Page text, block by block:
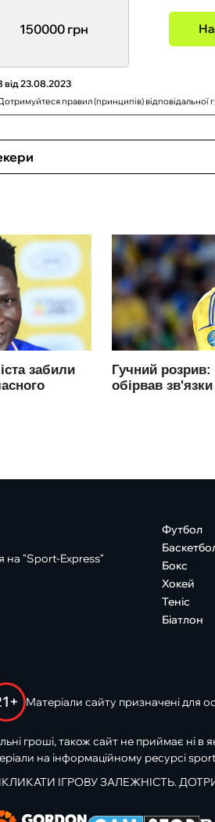
150000 грн
від 23.08.2023
правил (принципів) відповідальної
на "Sport-Express"
Футбол
Бокс
Хокей
Теніс
Біатлон
Матеріали сайту призначені для
гроші, також сайт не приймає ні в
на інформаційному ресурсі
ІГРОВУ ЗАЛЕЖНІСТЬ.